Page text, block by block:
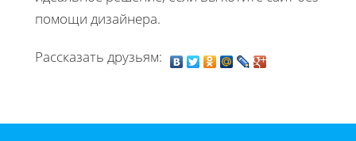
помощи дизайнера.
Рассказать друзьям: